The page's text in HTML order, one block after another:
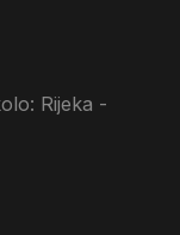
Rijeka -